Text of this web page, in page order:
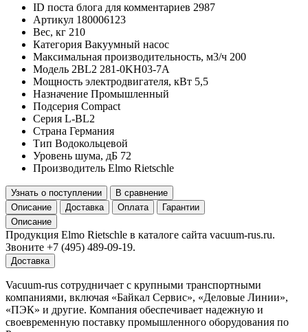
ID поста блога для комментариев 2987
Артикул 180006123
Вес, кг 210
Категория Вакуумный насос
Максимальная производительность, м3/ч 200
Модель 2BL2 281-0KH03-7A
Мощность электродвигателя, кВт 5,5
Назначение Промышленный
Подсерия Compact
Серия L-BL2
Страна Германия
Тип Водокольцевой
Уровень шума, дБ 72
Производитель Elmo Rietschle
Узнать о поступлении
В сравнение
Описание
Доставка Оплата
Гарантии
Описание
Продукция Elmo Rietschle в каталоге сайта vacuum-rus.ru.
Звоните +7 (495) 489-09-19.
Доставка
Vacuum-rus сотрудничает с крупными транспортными
компаниями, включая «Байкал Сервис», «Деловые Линии»,
«ПЭК» и другие. Компания обеспечивает надежную и
своевременную поставку промышленного оборудования по